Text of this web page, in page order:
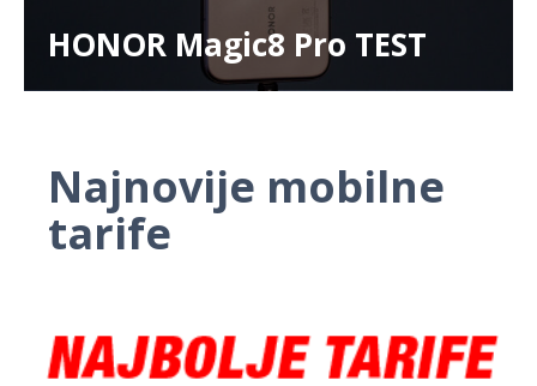
HONOR Magic8 Pro TEST
Najnovije mobilne
tarife